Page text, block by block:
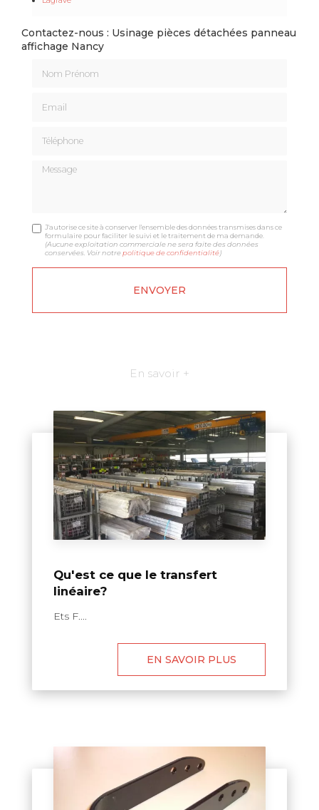
Contactez-nous : Usinage pièces détachées panneau
affichage Nancy
Message
J'autorise ce site à conserver l'ensemble des données transmises dans ce
formulaire pour faciliter le suivi et le traitement de ma demande.
(Aucune exploitation commerciale ne sera faite des données
conservées. Voir notrepolitique de confidentialité)
En savoir +
Qu'est ce que le transfert
linéaire?
Ets F....
EN SAVOIR PLUS